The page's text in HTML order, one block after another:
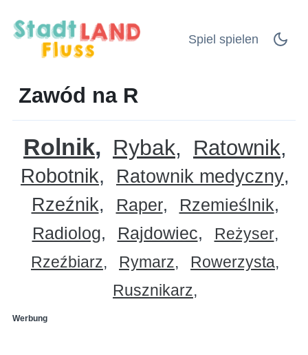
Spiel spielen
Zawód na R
Rolnik Rybak Ratownik
Robotnik
Ratownik medyczny
Rzeźnik
Raper
Rzemieślnik
Radiolog
Rajdowiec
Reżyser
Rzeźbiarz
Rymarz
Rowerzysta
Rusznikarz
Werbung